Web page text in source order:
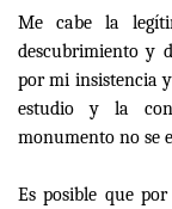
Me cabe la
descubrimiento y
por mi insistencia
estudio y la
monumento no se
Es posible que